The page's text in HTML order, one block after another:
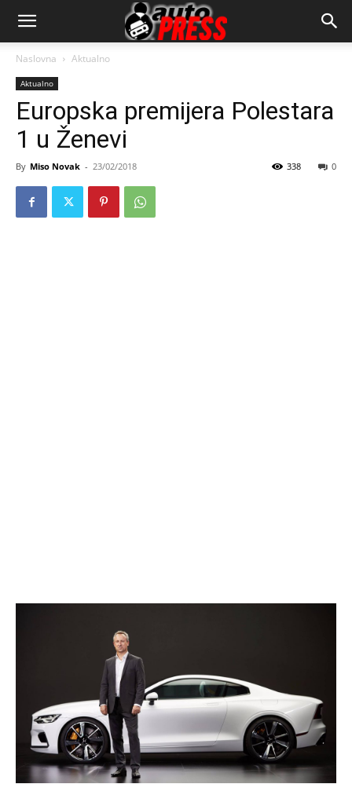
AutopressHR
Naslovna Aktualno
Aktualno
Europska premijera Polestara
1 u Ženevi
By Miso Novak - 23/02/2018 0
338